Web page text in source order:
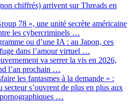
chiffrés) arrivent sur Threads en
78 », une unité secrète américaine
les cybercriminels …
ou d’une IA : au Japon, ces
dans l’amour virtuel …
va serrer la vis en 2026,
l’an prochain …
les fantasmes à la demande » :
secteur s’ouvrent de plus en plus aux
…